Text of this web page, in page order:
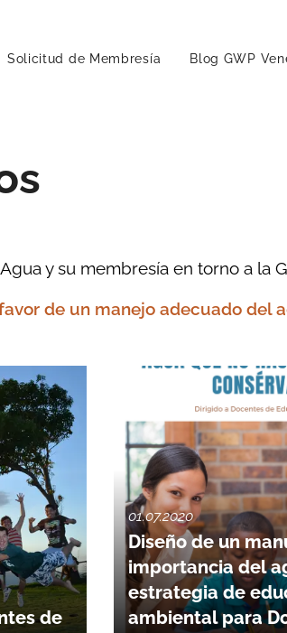
Solicitud de Membresía Blog GWP
y su membresía en torno a la
de un manejo adecuado del
de
01.07.2020
Diseño de un
importancia del
estrategia de
ambiental para